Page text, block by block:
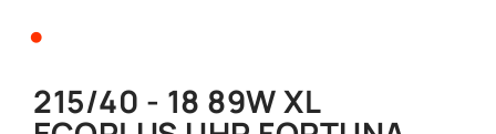
•
215/40 - 18 89W XL